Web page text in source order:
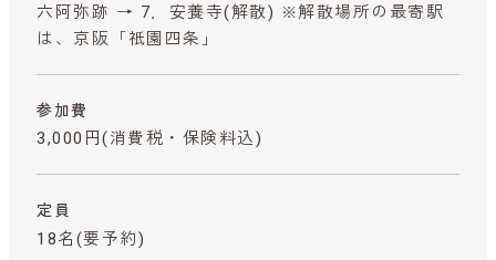
六阿弥跡 → 7．安養寺(解散) ※解散場所の最寄駅
は、京阪「祇園四条」
参加費
3,000円 (消費税・保険料込)
定員
18名(要予約)